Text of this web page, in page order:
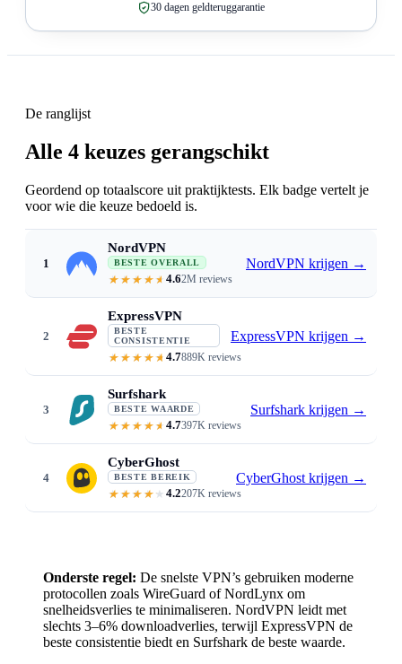
30 dagen geldteruggarantie
De ranglijst
Alle 4 keuzes gerangschikt
Geordend op totaalscore uit praktijktests. Elk badge vertelt je
voor wie die keuze bedoeld is.
1
NordVPN
BESTE OVERALL
4.62M reviews
NordVPN krijgen →
2
ExpressVPN
BESTE
CONSISTENTIE
4.7889K reviews
ExpressVPN krijgen →
3
Surfshark
BESTE WAARDE
4.7397K reviews
Surfshark krijgen →
4
CyberGhost
BESTE BEREIK
4.2207K reviews
CyberGhost krijgen →
Onderste regel: De snelste VPN’s gebruiken moderne
protocollen zoals WireGuard of NordLynx om
snelheidsverlies te minimaliseren. NordVPN leidt met
slechts 3–6% downloadverlies, terwijl ExpressVPN de
beste consistentie biedt en Surfshark de beste waarde.